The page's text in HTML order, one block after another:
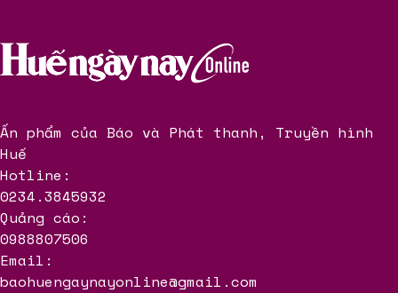
Ấn phẩm của Báo và Phát thanh, Truyền hình
Huế
Hotline:
0234.3845932
Quảng cáo:
0988807506
Email:
baohuengaynayonline@gmail.com